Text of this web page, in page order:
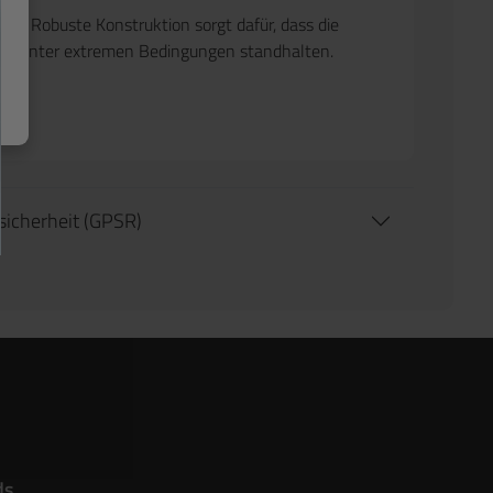
Robuste Konstruktion sorgt dafür, dass die
unter extremen Bedingungen standhalten.
(GPSR)